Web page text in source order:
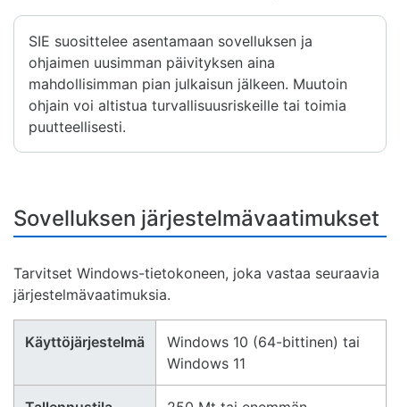
SIE suosittelee asentamaan sovelluksen ja
ohjaimen uusimman päivityksen aina
mahdollisimman pian julkaisun jälkeen. Muutoin
ohjain voi altistua turvallisuusriskeille tai toimia
puutteellisesti.
Sovelluksen järjestelmävaatimukset
Tarvitset Windows-tietokoneen, joka vastaa seuraavia
järjestelmävaatimuksia.
Käyttöjärjestelmä
Windows 10 (64-bittinen) tai
Windows 11